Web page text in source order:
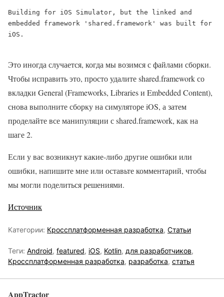
Building for iOS Simulator, but the linked and
embedded framework 'shared.framework' was built for
iOS.
Это иногда случается, когда мы возимся с файлами сборки.
Чтобы исправить это, просто удалите shared.framework со
вкладки General (Frameworks, Libraries и Embedded Content),
снова выполните сборку на симуляторе iOS, а затем
проделайте все манипуляции с shared.framework, как на
шаге 2.
Если у вас возникнут какие-либо другие ошибки или
ошибки, напишите мне или оставьте комментарий, чтобы
мы могли поделиться решениями.
Источник
Категории: Кроссплатформенная разработка, Статьи
Теги: Android, featured, iOS, Kotlin, для разработчиков,
Кроссплатформенная разработка, разработка, статья
AppTractor